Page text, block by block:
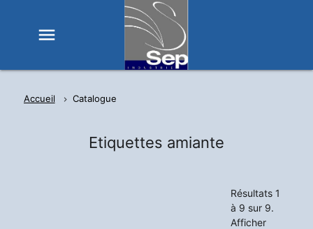
menu
Accueil Catalogue
Etiquettes amiante
Résultats 1
à 9 sur 9.
Afficher